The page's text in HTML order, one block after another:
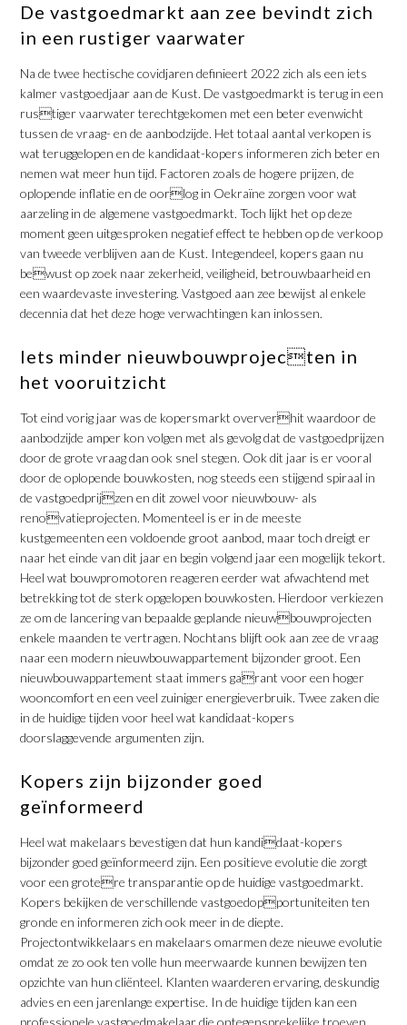
De vastgoedmarkt aan zee bevindt zich
in een rustiger vaarwater
Na de twee hectische covidjaren definieert 2022 zich als een iets
kalmer vastgoedjaar aan de Kust. De vastgoedmarkt is terug in een
rustiger vaarwater terechtgekomen met een beter evenwicht
tussen de vraag- en de aanbodzijde. Het totaal aantal verkopen is
wat teruggelopen en de kandidaat-kopers informeren zich beter en
nemen wat meer hun tijd. Factoren zoals de hogere prijzen, de
oplopende inflatie en de oorlog in Oekraïne zorgen voor wat
aarzeling in de algemene vastgoedmarkt. Toch lijkt het op deze
moment geen uitgesproken negatief effect te hebben op de verkoop
van tweede verblijven aan de Kust. Integendeel, kopers gaan nu
bewust op zoek naar zekerheid, veiligheid, betrouwbaarheid en
een waardevaste investering. Vastgoed aan zee bewijst al enkele
decennia dat het deze hoge verwachtingen kan inlossen.
Iets minder nieuwbouwprojecten in
het vooruitzicht
Tot eind vorig jaar was de kopersmarkt oververhit waardoor de
aanbodzijde amper kon volgen met als gevolg dat de vastgoedprijzen
door de grote vraag dan ook snel stegen. Ook dit jaar is er vooral
door de oplopende bouwkosten, nog steeds een stijgend spiraal in
de vastgoedprijzen en dit zowel voor nieuwbouw- als
renovatieprojecten. Momenteel is er in de meeste
kustgemeenten een voldoende groot aanbod, maar toch dreigt er
naar het einde van dit jaar en begin volgend jaar een mogelijk tekort.
Heel wat bouwpromotoren reageren eerder wat afwachtend met
betrekking tot de sterk opgelopen bouwkosten. Hierdoor verkiezen
ze om de lancering van bepaalde geplande nieuwbouwprojecten
enkele maanden te vertragen. Nochtans blijft ook aan zee de vraag
naar een modern nieuwbouwappartement bijzonder groot. Een
nieuwbouwappartement staat immers garant voor een hoger
wooncomfort en een veel zuiniger energieverbruik. Twee zaken die
in de huidige tijden voor heel wat kandidaat-kopers
doorslaggevende argumenten zijn.
Kopers zijn bijzonder goed
geïnformeerd
Heel wat makelaars bevestigen dat hun kandidaat-kopers
bijzonder goed geïnformeerd zijn. Een positieve evolutie die zorgt
voor een grotere transparantie op de huidige vastgoedmarkt.
Kopers bekijken de verschillende vastgoedopportuniteiten ten
gronde en informeren zich ook meer in de diepte.
Projectontwikkelaars en makelaars omarmen deze nieuwe evolutie
omdat ze zo ook ten volle hun meerwaarde kunnen bewijzen ten
opzichte van hun cliënteel. Klanten waarderen ervaring, deskundig
advies en een jarenlange expertise. In de huidige tijden kan een